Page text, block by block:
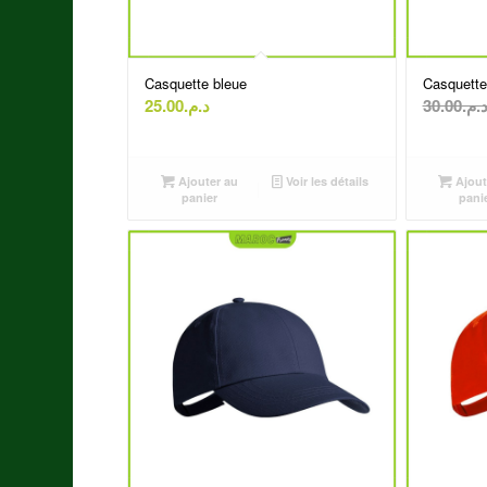
Casquette bleue
د.م.25.00
Ajouter au
panier
Voir les détails
د.م.30.00